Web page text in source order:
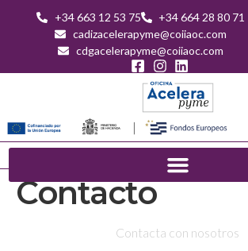
+34 663 12 53 75
+34 664 28 80 71
cadizacelerapyme@coiiaoc.com
cdgacelerapyme@coiiaoc.com
Contacto
Contacta con nosotros